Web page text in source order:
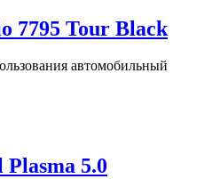
7795 Tour Black
автомобильный
5.0